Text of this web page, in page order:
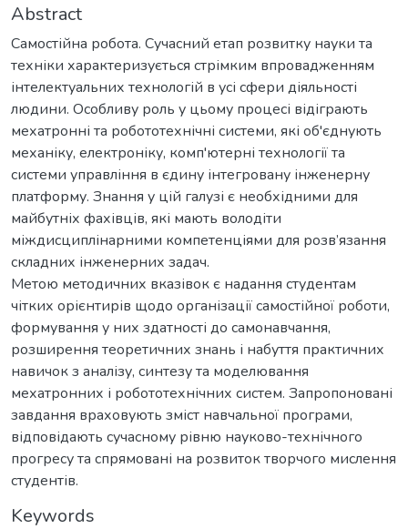
Abstract
Самостійна робота. Сучасний етап розвитку науки та
техніки характеризується стрімким впровадженням
інтелектуальних технологій в усі сфери діяльності
людини. Особливу роль у цьому процесі відіграють
мехатронні та робототехнічні системи, які об'єднують
механіку, електроніку, комп'ютерні технології та
системи управління в єдину інтегровану інженерну
платформу. Знання у цій галузі є необхідними для
майбутніх фахівців, які мають володіти
міждисциплінарними компетенціями для розв’язання
складних інженерних задач.
Метою методичних вказівок є надання студентам
чітких орієнтирів щодо організації самостійної роботи,
формування у них здатності до самонавчання,
розширення теоретичних знань і набуття практичних
навичок з аналізу, синтезу та моделювання
мехатронних і робототехнічних систем. Запропоновані
завдання враховують зміст навчальної програми,
відповідають сучасному рівню науково-технічного
прогресу та спрямовані на розвиток творчого мислення
студентів.
Keywords